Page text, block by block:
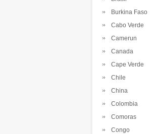
Burkina Faso
Cabo Verde
Camerun
Canada
Cape Verde
Chile
China
Colombia
Comoras
Congo